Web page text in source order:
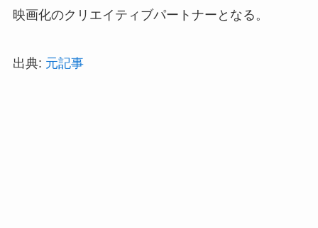
映画化のクリエイティブパートナーとなる。
出典: 元記事